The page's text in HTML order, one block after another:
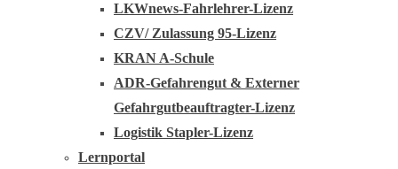
LKWnews-Fahrlehrer-Lizenz
CZV/ Zulassung 95-Lizenz
KRAN A-Schule
ADR-Gefahrengut & Externer
Gefahrgutbeauftragter-Lizenz
Logistik Stapler-Lizenz
Lernportal